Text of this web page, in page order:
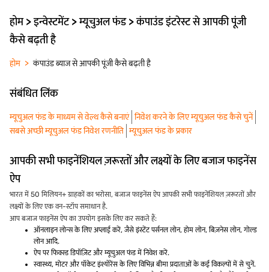
होम > इन्वेस्टमेंट > म्यूचुअल फंड > कंपाउंड इंटरेस्ट से आपकी पूंजी
कैसे बढ़ती है
होम कंपाउंड ब्याज से आपकी पूंजी कैसे बढ़ती है
संबंधित लिंक
म्यूचुअल फंड के माध्यम से वेल्थ कैसे बनाएं निवेश करने के लिए म्यूचुअल फंड कैसे चुनें
सबसे अच्छी म्यूचुअल फंड निवेश रणनीति म्यूचुअल फंड के प्रकार
आपकी सभी फाइनेंशियल ज़रूरतों और लक्ष्यों के लिए बजाज फाइनेंस
ऐप
भारत में 50 मिलियन+ ग्राहकों का भरोसा, बजाज फाइनेंस ऐप आपकी सभी फाइनेंशियल ज़रूरतों और
लक्ष्यों के लिए एक वन-स्टॉप समाधान है.
आप बजाज फाइनेंस ऐप का उपयोग इसके लिए कर सकते हैं:
ऑनलाइन लोन्स के लिए अप्लाई करें, जैसे इंस्टेंट पर्सनल लोन, होम लोन, बिज़नेस लोन, गोल्ड
लोन आदि.
ऐप पर फिक्स्ड डिपॉज़िट और म्यूचुअल फंड में निवेश करें.
स्वास्थ्य, मोटर और पॉकेट इंश्योरेंस के लिए विभिन्न बीमा प्रदाताओं के कई विकल्पों में से चुनें.